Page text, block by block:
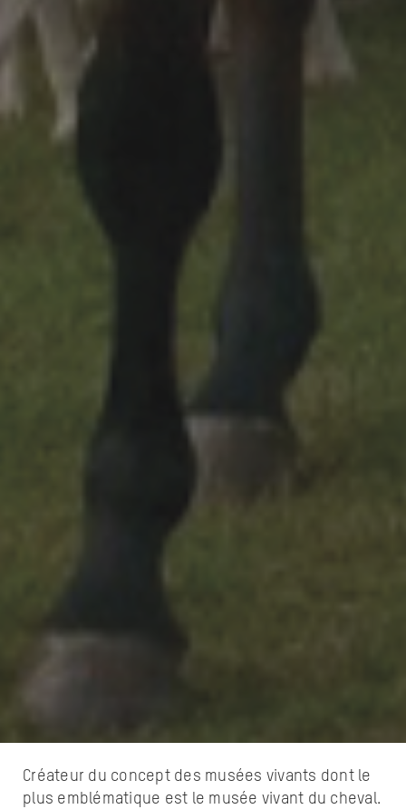
Créateur du concept des musées vivants dont le
plus emblématique est le musée vivant du cheval.